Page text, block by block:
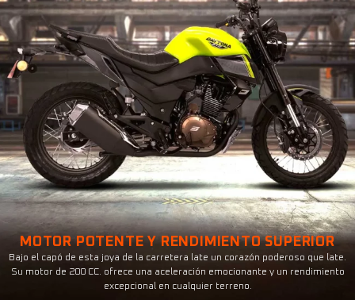
MOTOR POTENTE Y RENDIMIENTO SUPERIOR
Bajo el capó de esta joya de la carretera late un corazón poderoso que late.
Su motor de 200 CC. ofrece una aceleración emocionante y un rendimiento
excepcional en cualquier terreno.